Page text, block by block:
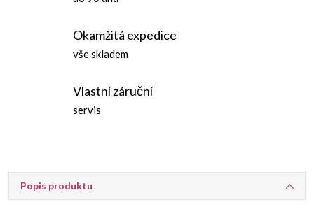
Okamžitá expedice
vše skladem
Vlastní záruční
servis
Popis produktu